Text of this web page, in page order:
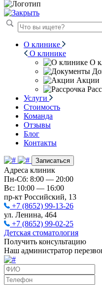
О клинике
О клинике
О
Акции
Услуги
Стоимость
Команда
Отзывы
Блог
Контакты
Записаться
Адреса клиник
Пн-Сб: 8:00 — 20:00
Вс: 10:00 — 16:00
пр-кт Российский, 13
+7 (8652) 99-13-26
ул. Ленина, 464
+7 (8652) 99-02-25
Детская стоматология
Получить консультацию
Наш администратор